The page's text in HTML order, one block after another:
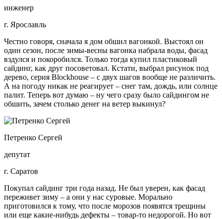
инженер
г. Ярославль
Честно говоря, сначала я дом обшил вагонкой. Выстоял он
один сезон, после зимы-весны вагонка набрала воды, фасад
вздулся и покоробился. Только тогда купил пластиковый
сайдинг, как друг посоветовал. Кстати, выбрал рисунок под
дерево, серия Blockhouse – с двух шагов вообще не различить.
А на погоду никак не реагирует – снег там, дождь, или солнце
палит. Теперь вот думаю – ну чего сразу было сайдингом не
обшить, зачем столько денег на ветер выкинул?
Петренко Сергей
депутат
г. Саратов
Покупал сайдинг три года назад. Не был уверен, как фасад
переживет зиму – а они у нас суровые. Морально
приготовился к тому, что после морозов появятся трещины
или еще какие-нибудь дефекты – товар-то недорогой. Но вот